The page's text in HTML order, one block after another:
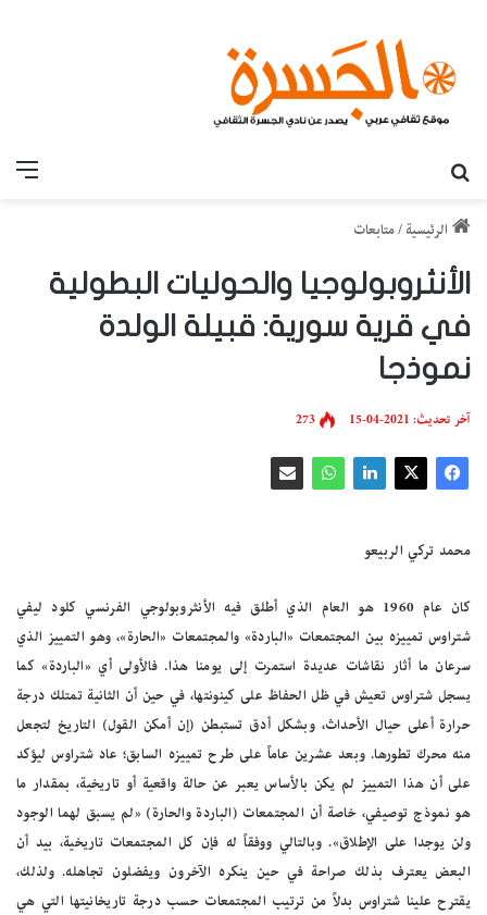
الرئيسية /متابعات
الأنثروبولوجيا والحوليات البطولية
في قرية سورية: قبيلة الولدة
نموذجا
آخر تحديث: 2021-04-15 273
محمد تركي الربيعو
كان عام 1960 هو العام الذي أطلق فيه الأنثروبولوجي الفرنسي كلود ليفي
شتراوس تمييزه بين المجتمعات «الباردة» والمجتمعات «الحارة»، وهو التمييز الذي
سرعان ما أثار نقاشات عديدة استمرت إلى يومنا هذا. فالأولى أي «الباردة» كما
يسجل شتراوس تعيش في ظل الحفاظ على كينونتها، في حين أن الثانية تمتلك درجة
حرارة أعلى حيال الأحداث، وبشكل أدق تستبطن (إن أمكن القول) التاريخ لتجعل
منه محرك تطورها. وبعد عشرين عاماً على طرح تمييزه السابق؛ عاد شتراوس ليؤكد
على أن هذا التمييز لم يكن بالأساس يعبر عن حالة واقعية أو تاريخية، بمقدار ما
هو نموذج توصيفي، خاصة أن المجتمعات (الباردة والحارة) «لم يسبق لهما الوجود
ولن يوجدا على الإطلاق». وبالتالي ووفقاً له فإن كل المجتمعات تاريخية، بيد أن
البعض يعترف بذلك صراحة في حين ينكره الآخرون ويفضلون تجاهله. ولذلك،
يقترح علينا شتراوس بدلاً من ترتيب المجتمعات حسب درجة تاريخانيتها التي هي